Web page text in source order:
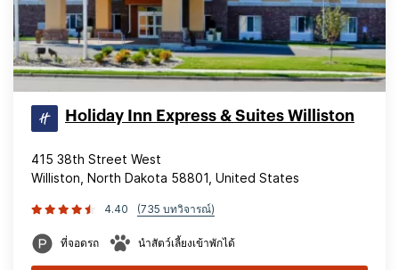
Holiday Inn Express & Suites Williston
415 38th Street West
Williston, North Dakota 58801, United States
4.40 (735 บทวิจารณ์)
ที่จอดรถ นำสัตว์เลี้ยงเข้าพักได้